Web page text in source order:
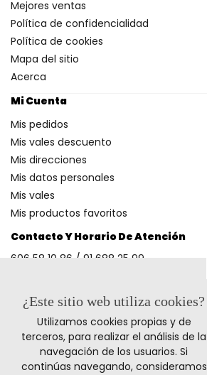
Contacto Y Horario De Atención
606 58 10 86 / 91 688 25 99
Métodos De Pago
Mejores ventas
Política de confidencialidad
Política de cookies
Mapa del sitio
Acerca
Mi Cuenta
Mis pedidos
Mis vales descuento
Mis direcciones
Mis datos personales
Mis vales
Mis productos favoritos
¿Este sitio web utiliza cookies?
Utilizamos cookies propias y de
terceros, para realizar el análisis de la
navegación de los usuarios. Si
continúas navegando, consideramos